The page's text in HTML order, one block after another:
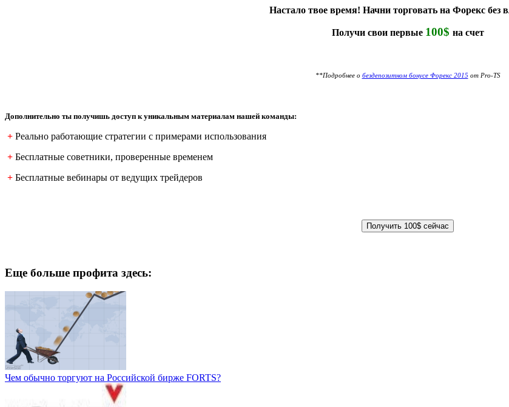
Настало твое время! Начни торговать на Форекс без
Получи свои первые 100$ на счет
**Подробнее о бездепозитном бонусе Форекс 2015 от Pro-TS
Дополнительно ты получишь доступ к уникальным материалам нашей команды:
+ Реально работающие стратегии с примерами использования
+ Бесплатные советники, проверенные временем
+ Бесплатные вебинары от ведущих трейдеров
Еще больше профита здесь:
Чем обычно торгуют на Российской бирже FORTS?